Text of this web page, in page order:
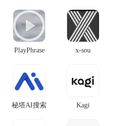
PlayPhrase x-sou
秘塔AI搜索 Kagi